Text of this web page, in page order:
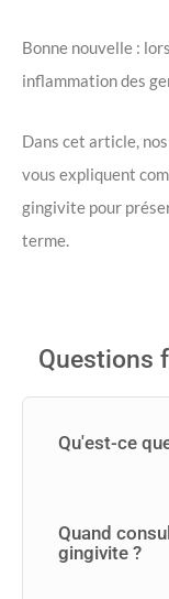
Bonne nouvelle :
inflammation des
Dans cet article,
vous expliquent
gingivite pour
terme.
Questions
Qu'est-ce
Quand
gingivite ?